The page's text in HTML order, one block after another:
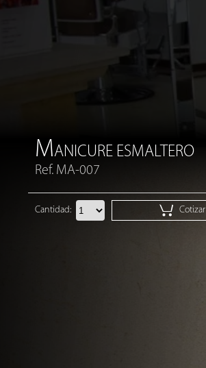
MANICURE ESMALTERO
Ref. MA-007
Cantidad: Cotizar